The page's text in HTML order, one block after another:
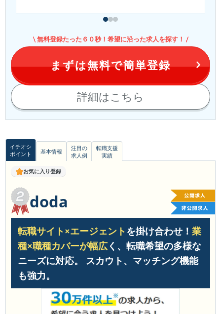
詳細はこちら
無料登録たった６０秒！希望に沿った求人を探す！
まずは無料で簡単登録
イチオシ
ポイント
基本情報
注目の
求人例
転職支援
実績
お気に入り登録
doda
転職サイト×エージェントを掛け合わせ！ 業
種×職種カバーが幅広く、転職希望の多様な
ニーズに対応。 スカウト、マッチング機能
も強力。